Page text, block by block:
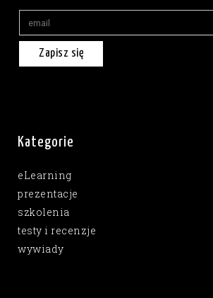
Zapisz się
Kategorie
eLearning
prezentacje
szkolenia
testy i recenzje
wywiady